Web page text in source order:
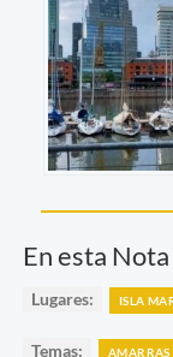
En esta Nota
Lugares: ISLA
Temas: AMARRAS